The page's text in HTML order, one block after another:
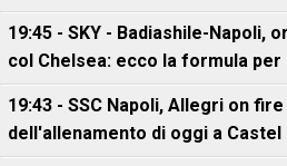
19:45 - SKY - Badiashile-Napoli,
col Chelsea: ecco la formula per
19:43 - SSC Napoli, Allegri on
dell'allenamento di oggi a Castel